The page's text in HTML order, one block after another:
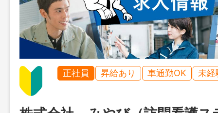
正社員 昇給あり 車通勤OK 未経